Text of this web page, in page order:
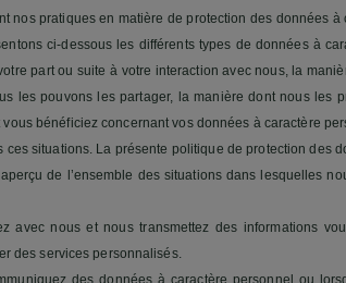
nos pratiques en matière de protection des données
ci-dessous les différents types de données à
part ou suite à votre interaction avec nous, la
les pouvons les partager, la manière dont nous les
bénéficiez concernant vos données à caractère
ces situations. La présente politique de protection des
de l’ensemble des situations dans lesquelles
avec nous et nous transmettez des informations
des services personnalisés.
des données à caractère personnel ou